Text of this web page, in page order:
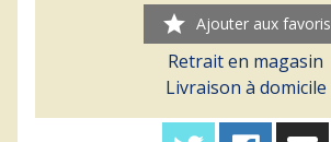
star Ajouter aux favoris
Retrait en magasin
Livraison à domicile